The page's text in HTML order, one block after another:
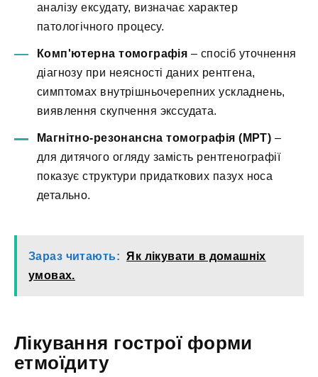
аналізу ексудату, визначає характер
патологічного процесу.
Комп'ютерна томографія – спосіб уточнення
діагнозу при неясності даних рентгена,
симптомах внутрішньочерепних ускладнень,
виявлення скупчення экссудата.
Магнітно-резонансна томографія (МРТ) –
для дитячого огляду замість рентгенографії
показує структури придаткових пазух носа
детально.
Зараз читають: Як лікувати в домашніх
умовах.
Лікування гострої форми
етмоїдиту